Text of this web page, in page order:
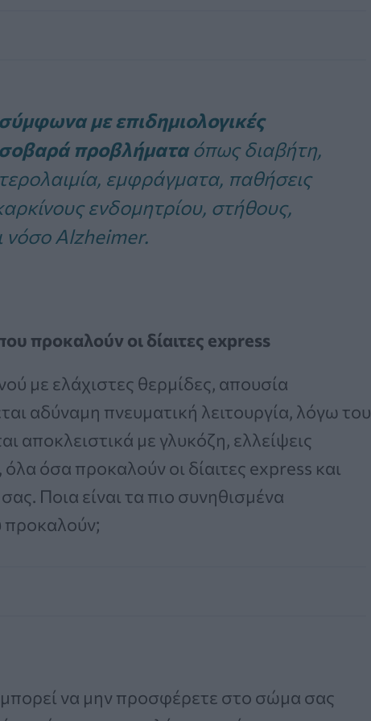
με επιδημιολογικές
σοβαρά προβλήματαόπως διαβήτη,
εμφράγματα, παθήσεις
ενδομητρίου, στήθους,
νόσο Alzheimer.
προκαλούν οι δίαιτες express
με ελάχιστες θερμίδες, απουσία
αδύναμη πνευματική λειτουργία, λόγω του
αποκλειστικά με γλυκόζη, ελλείψεις
όσα προκαλούν οι δίαιτες express και
Ποια είναι τα πιο συνηθισμένα
να μην προσφέρετε στο σώμα σας